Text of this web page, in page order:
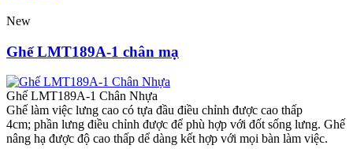
New
Ghế LMT189A-1 chân mạ
Ghế LMT189A-1 Chân Nhựa
Ghế làm việc lưng cao có tựa đầu điều chỉnh được cao thấp
4cm; phần lưng điều chỉnh được để phù hợp với đốt sống lưng. Ghế
nâng hạ được độ cao thấp dể dàng kết hợp với mọi bàn làm việc.